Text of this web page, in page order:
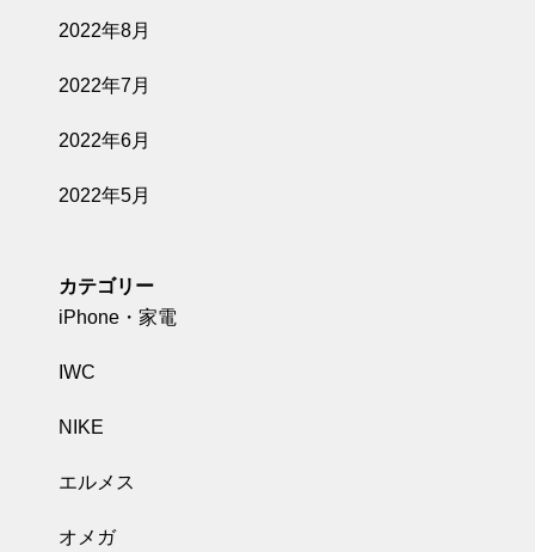
2022年8月
2022年7月
2022年6月
2022年5月
カテゴリー
iPhone・家電
IWC
NIKE
エルメス
オメガ